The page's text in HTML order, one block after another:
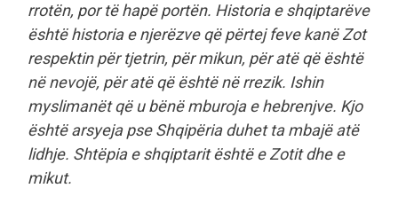
rrotën, por të hapë portën. Historia e shqiptarëve
është historia e njerëzve që përtej feve kanë Zot
respektin për tjetrin, për mikun, për atë që është
në nevojë, për atë që është në rrezik. Ishin
myslimanët që u bënë mburoja e hebrenjve. Kjo
është arsyeja pse Shqipëria duhet ta mbajë atë
lidhje. Shtëpia e shqiptarit është e Zotit dhe e
mikut.